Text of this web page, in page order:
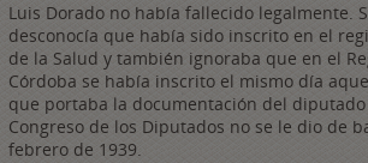
Luis Dorado no había fallecido legalmente.
desconocía que había sido inscrito en el
de la Salud y también ignoraba que en el
Córdoba se había inscrito el mismo día
que portaba la documentación del diputado
Congreso de los Diputados no se le dio de
febrero de 1939.